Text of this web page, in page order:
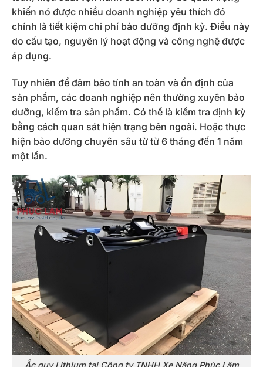
khiến nó được nhiều doanh nghiệp yêu thích đó
chính là tiết kiệm chi phí bảo dưỡng định kỳ. Điều này
do cấu tạo, nguyên lý hoạt động và công nghệ được
áp dụng.
Tuy nhiên để đảm bảo tính an toàn và ổn định của
sản phẩm, các doanh nghiệp nên thường xuyên bảo
dưỡng, kiểm tra sản phẩm. Có thể là kiểm tra định kỳ
bằng cách quan sát hiện trạng bên ngoài. Hoặc thực
hiện bảo dưỡng chuyên sâu từ từ 6 tháng đến 1 năm
một lần.